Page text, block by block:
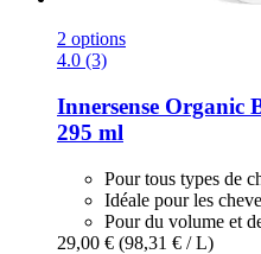
2 options
4.0 (3)
Innersense Organic
295 ml
Pour tous types de
Idéale pour les
Pour du volume et
29,00 € (98,31 € / L)